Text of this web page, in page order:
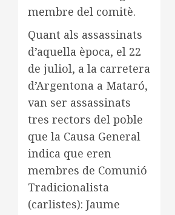
membre del comitè.
Quant als assassinats
d’aquella època, el 22
de juliol, a la carretera
d’Argentona a Mataró,
van ser assassinats
tres rectors del poble
que la Causa General
indica que eren
membres de Comunió
Tradicionalista
(carlistes): Jaume